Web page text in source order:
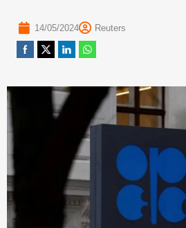
14/05/2024 Reuters